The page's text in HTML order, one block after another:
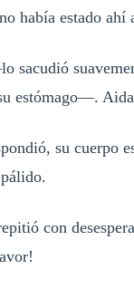
había estado ahí
estómago—.
su cuerpo
con